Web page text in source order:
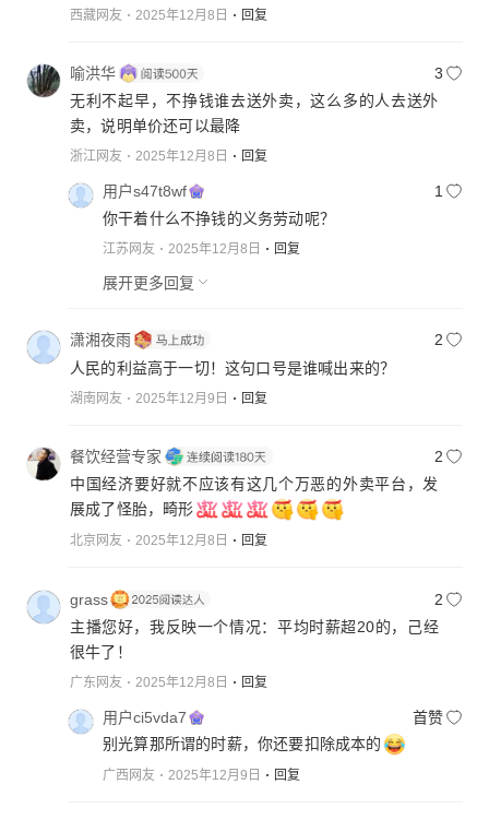
安全，要考虑满足各地不同的用车场景和出行需求。
生，体恤民情，造车要以人为本，既要安全也要实
用，现在的电动自行车全面替代了八九十年代的人力
自行车，造车标准和政策也应与时俱进了。
西藏网友 2025年12月8日 回复
喻洪华
3
无利不起早，不挣钱谁去送外卖，这么多的人去送外
卖，说明单价还可以最降
浙江网友 2025年12月8日 回复
用户s47t8wf
1
你干着什么不挣钱的义务劳动呢？
江苏网友 2025年12月8日 回复
展开更多回复
潇湘夜雨
2
人民的利益高于一切！这句口号是谁喊出来的？
湖南网友 2025年12月9日 回复
餐饮经营专家
2
中国经济要好就不应该有这几个万恶的外卖平台，发
展成了怪胎，畸形
北京网友 2025年12月8日 回复
grass
2
主播您好，我反映一个情况：平均时薪超20的，己经
很牛了！
广东网友 2025年12月8日 回复
用户ci5vda7
首赞
别光算那所谓的时薪，你还要扣除成本的
广西网友 2025年12月9日 回复